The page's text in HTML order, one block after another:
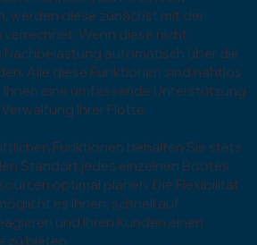
werden diese zunächst mit der
Wenn diese nicht
automatisch über die
Alle diese Funktionen sind nahtlos
eine umfassende Unterstützung
Ihrer Flotte.
Funktionen behalten Sie stets
Standort jedes einzelnen Bootes
optimal planen. Die Flexibilität
es Ihnen, schnell auf
und Ihren Kunden einen
zu bieten.